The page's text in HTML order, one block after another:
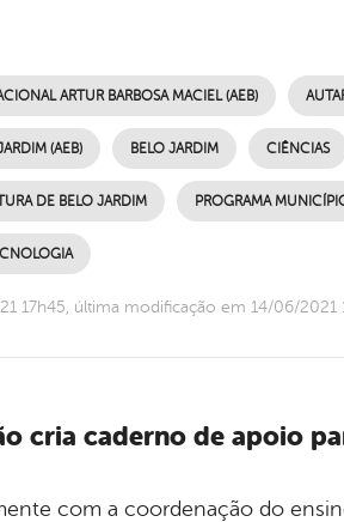
ARTUR BARBOSA MACIEL (AEB)
(AEB) BELO JARDIM CIÊNCIAS
DE BELO JARDIM PROGRAMA
17h45, última modificação em 14/06/2021
cria caderno de apoio
com a coordenação do